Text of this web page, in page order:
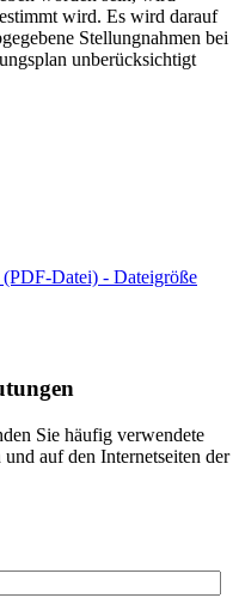
wird. Es wird darauf
Stellungnahmen bei
unberücksichtigt
Datei) - Dateigröße
Sie häufig verwendete
auf den Internetseiten der